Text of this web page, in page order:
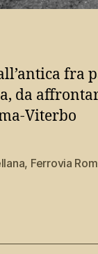
fra
da
Viterbo
, Ferrovia